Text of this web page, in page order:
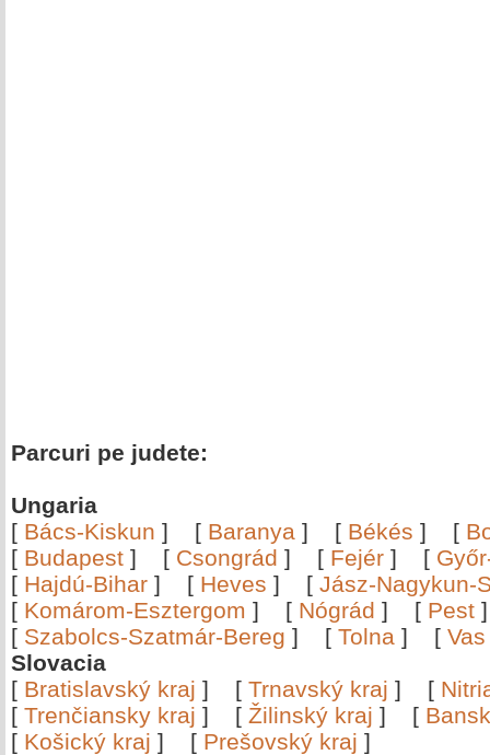
Parcuri pe judete:
Ungaria
[ Bács-Kiskun ] [ Baranya ] [ Békés ] [
[ Budapest ] [ Csongrád ] [ Fejér ] [
[ Hajdú-Bihar ] [ Heves ] [ Jász-Nagykun-
[ Komárom-Esztergom ] [ Nógrád ] [ Pest
[ Szabolcs-Szatmár-Bereg ] [ Tolna ] [ Vas
Slovacia
[ Bratislavský kraj ] [ Trnavský kraj ] [
[ Trenčiansky kraj ] [ Žilinský kraj ] [
[ Košický kraj ] [ Prešovský kraj ]